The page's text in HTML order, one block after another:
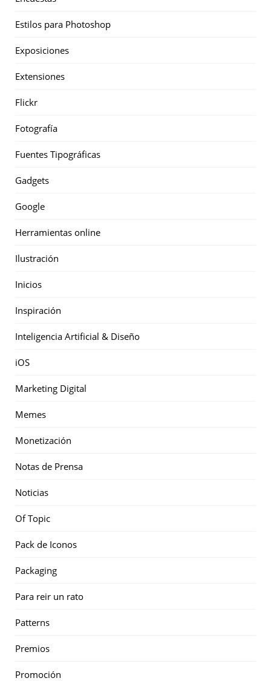
Estilos para Photoshop
Exposiciones
Extensiones
Flickr
Fotografía
Fuentes Tipográficas
Gadgets
Google
Herramientas online
Ilustración
Inicios
Inspiración
Inteligencia Artificial & Diseño
iOS
Marketing Digital
Memes
Monetización
Notas de Prensa
Noticias
Of Topic
Pack de Iconos
Packaging
Para reir un rato
Patterns
Premios
Promoción